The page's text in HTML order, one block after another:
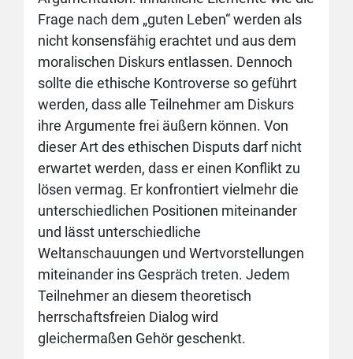
Frage nach dem „guten Leben“ werden als
nicht konsensfähig erachtet und aus dem
moralischen Diskurs entlassen. Dennoch
sollte die ethische Kontroverse so geführt
werden, dass alle Teilnehmer am Diskurs
ihre Argumente frei äußern können. Von
dieser Art des ethischen Disputs darf nicht
erwartet werden, dass er einen Konflikt zu
lösen vermag. Er konfrontiert vielmehr die
unterschiedlichen Positionen miteinander
und lässt unterschiedliche
Weltanschauungen und Wertvorstellungen
miteinander ins Gespräch treten. Jedem
Teilnehmer an diesem theoretisch
herrschaftsfreien Dialog wird
gleichermaßen Gehör geschenkt.